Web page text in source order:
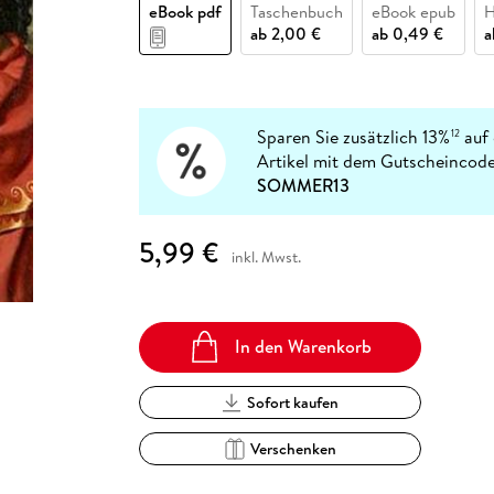
Fremdsprachige Bücher
Taschenbücher
Lernhilfen
Science Fiction
Fremdsprachige Bücher
Hörbuch Downloads im Bundle
STABILO
eBook pdf
Taschenbuch
ab2,00 €
eBook epub
ab 0,49 €
Sparen Sie zusätzlich 13%12 auf
Artikel mit dem
SOMMER13
5,99 € inkl. Mwst.
In den Warenkorb
Sofort kaufen
Verschenken